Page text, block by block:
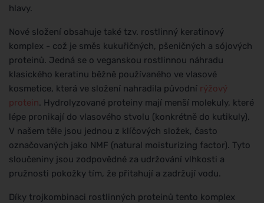
hlavy.
Nové složení obsahuje také tzv. rostlinný keratinový
komplex - což je směs kukuřičných, pšeničných a sójových
proteinů. Jedná se o veganskou rostlinnou náhradu
klasického keratinu běžně používaného ve vlasové
kosmetice, která ve složení nahradila původní rýžový
protein. Hydrolyzované proteiny mají menší molekuly, které
lépe pronikají do vlasového stvolu (konkrétně do kutikuly).
V našem těle jsou jednou z klíčových složek, často
označovaných jako NMF (natural moisturizing factor). Tyto
sloučeniny jsou zodpovědné za udržování vlhkosti a
pružnosti pokožky tím, že přitahují a zadržují vodu.
Díky trojkombinaci rostlinných proteinů tento komplex